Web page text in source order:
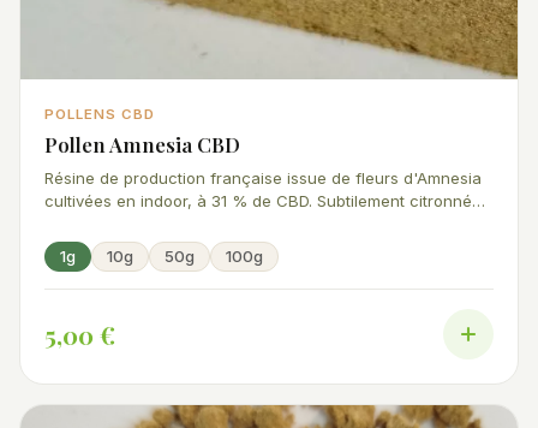
POLLENS CBD
Pollen Amnesia CBD
Résine de production française issue de fleurs d'Amnesia
cultivées en indoor, à 31 % de CBD. Subtilement citronnée
préparations.
1g 10g 50g 100g
5,00 €